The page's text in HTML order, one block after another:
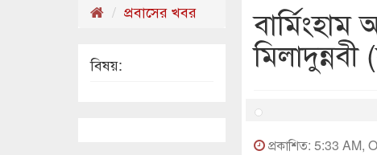
প্রকাশিত: 5:33 AM,
প্রবাসের খবর
বিষয়: